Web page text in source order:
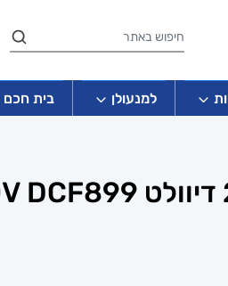
למנעולן בית חכם